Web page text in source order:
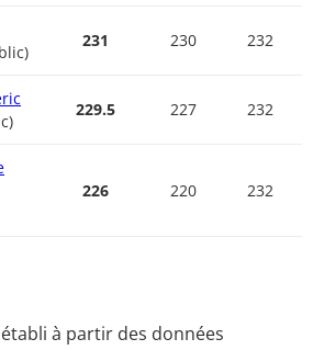
231 230 232
229.5 227 232
226 220 232
à partir des données